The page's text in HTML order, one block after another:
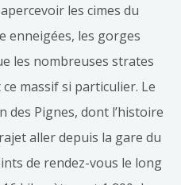
les cimes du
enneigées, les gorges
les nombreuses strates
massif si particulier. Le
Pignes, dont l’histoire
aller depuis la gare du
de rendez-vous le long